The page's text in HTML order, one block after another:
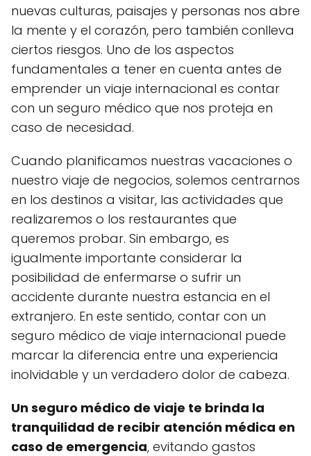
nuevas culturas, paisajes y personas nos abre
la mente y el corazón, pero también conlleva
ciertos riesgos. Uno de los aspectos
fundamentales a tener en cuenta antes de
emprender un viaje internacional es contar
con un seguro médico que nos proteja en
caso de necesidad.
Cuando planificamos nuestras vacaciones o
nuestro viaje de negocios, solemos centrarnos
en los destinos a visitar, las actividades que
realizaremos o los restaurantes que
queremos probar. Sin embargo, es
igualmente importante considerar la
posibilidad de enfermarse o sufrir un
accidente durante nuestra estancia en el
extranjero. En este sentido, contar con un
seguro médico de viaje internacional puede
marcar la diferencia entre una experiencia
inolvidable y un verdadero dolor de cabeza.
Un seguro médico de viaje te brinda la
tranquilidad de recibir atención médica en
caso de emergencia, evitando gastos